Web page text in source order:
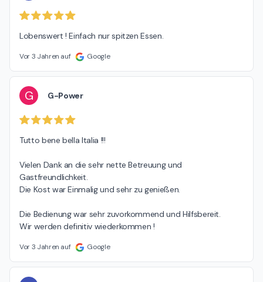
Lobenswert ! Einfach nur spitzen Essen.
Vor 3 Jahren auf Google
G G-Power
Tutto bene bella Italia !!!
Vielen Dank an die sehr nette Betreuung und
Gastfreundlichkeit.
Die Kost war Einmalig und sehr zu genießen.
Die Bedienung war sehr zuvorkommend und Hilfsbereit.
Wir werden definitiv wiederkommen !
Vor 3 Jahren auf Google